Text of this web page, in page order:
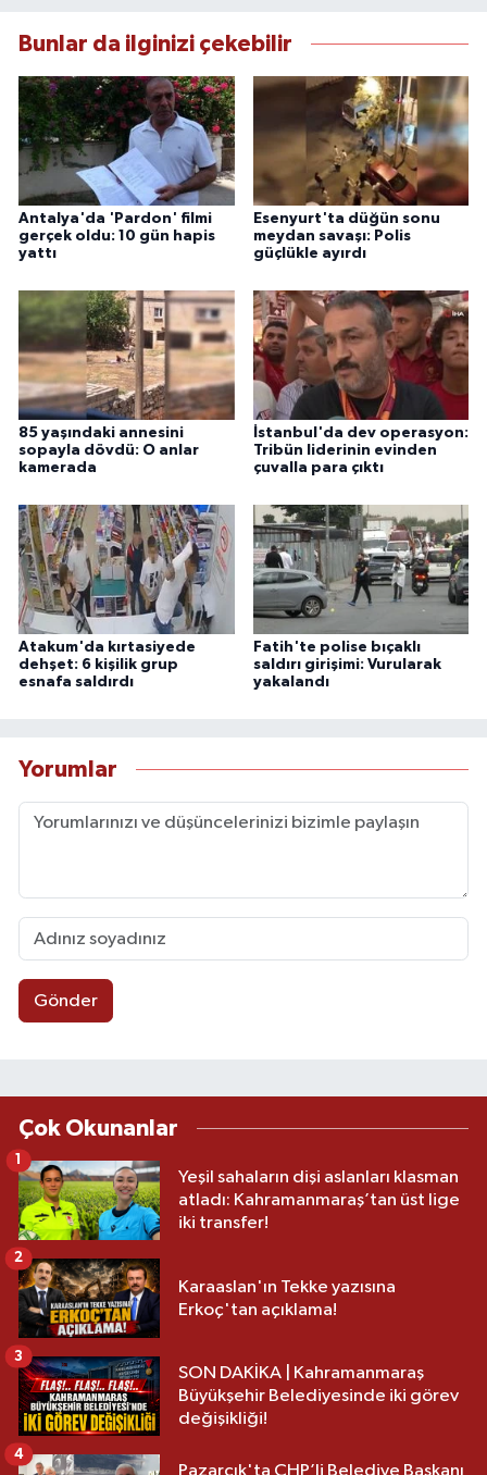
Bunlar da ilginizi çekebilir
Antalya'da 'Pardon' filmi
gerçek oldu: 10 gün hapis
yattı
Esenyurt'ta düğün sonu
meydan savaşı: Polis
güçlükle ayırdı
85 yaşındaki annesini
sopayla dövdü: O anlar
kamerada
İstanbul'da dev operasyon:
Tribün liderinin evinden
çuvalla para çıktı
Atakum'da kırtasiyede
dehşet: 6 kişilik grup
esnafa saldırdı
Fatih'te polise bıçaklı
saldırı girişimi: Vurularak
yakalandı
Yorumlar
Gönder
Çok Okunanlar
Yeşil sahaların dişi aslanları klasman
atladı: Kahramanmaraş’tan üst lige
iki transfer!
1
Karaaslan'ın Tekke yazısına
Erkoç'tan açıklama!
2
SON DAKİKA | Kahramanmaraş
Büyükşehir Belediyesinde iki görev
değişikliği!
3
4